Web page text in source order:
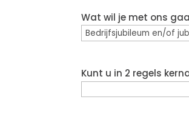
Wat wil je met ons
Kunt u in 2 regels